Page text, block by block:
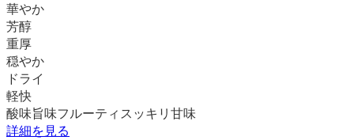
華やか
芳醇
重厚
穏やか
ドライ
軽快
酸味旨味フルーティ スッキリ 甘味
詳細を見る